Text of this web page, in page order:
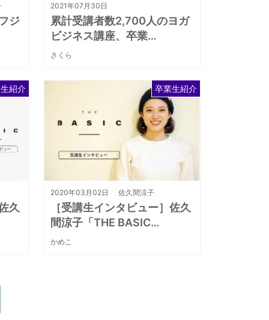
ジ
2021年07月30日
累計受講者数2,700人のヨガ
ビジネス講座、卒業…
さくら
久
紹介
2020年03月02日 佐久間涼子
［受講生インタビュー］佐久
間涼子「THE BASIC…
かめこ
卒業生紹介